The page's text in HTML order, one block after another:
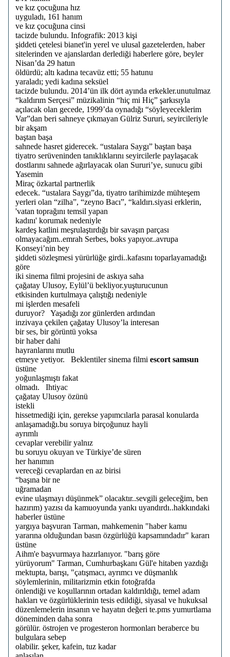
ve kız çocuğuna hız
uyguladı, 161 hanım
ve kız çocuğuna cinsi
tacizde bulundu. Infografik: 2013 kişi
şiddeti çetelesi bianet'in yerel ve ulusal gazetelerden, haber
sitelerinden ve ajanslardan derlediği haberlere göre, beyler
Nisan’da 29 hatun
öldürdü; altı kadına tecavüz etti; 55 hatunu
yaraladı; yedi kadına seksüel
tacizde bulundu. 2014’ün ilk dört ayında erkekler.unutulmaz
“kaldırım Serçesi” müzikalinin “hiç mi Hiç” şarkısıyla
açılacak olan gecede, 1999’da oynadığı “söyleyeceklerim
Var”dan beri sahneye çıkmayan Gülriz Sururi, seyircileriyle
bir akşam
baştan başa
sahnede hasret giderecek. “ustalara Saygı” baştan başa
tiyatro serüveninden tanıklıklarını seyircilerle paylaşacak
dostlarını sahnede ağırlayacak olan Sururi’ye, sunucu gibi
Yasemin
Miraç özkartal partnerlik
edecek. “ustalara Saygı”da, tiyatro tarihimizde mühteşem
yerleri olan “zilha”, “zeyno Bacı”, “kaldırı.siyasi erklerin,
'vatan toprağını temsil yapan
kadını' korumak nedeniyle
kardeş katlini meşrulaştırdığı bir savaşın parçası
olmayacağım..emrah Serbes, boks yapıyor..avrupa
Konseyi’nin bey
şiddeti sözleşmesi yürürlüğe girdi..kafasını toparlayamadığı
göre
iki sinema filmi projesini de askıya saha
çağatay Ulusoy, Eylül’ü bekliyor.yuşturucunun
etkisinden kurtulmaya çalıştığı nedeniyle
mi işlerden mesafeli
duruyor? Yaşadığı zor günlerden ardından
inzivaya çekilen çağatay Ulusoy’la interesan
bir ses, bir görüntü yoksa
bir haber dahi
hayranlarını mutlu
etmeye yetiyor. Beklentiler sinema filmi escort samsun
üstüne
yoğunlaşmıştı fakat
olmadı. Ihtiyac
çağatay Ulusoy özünü
istekli
hissetmediği için, gerekse yapımcılarla parasal konularda
anlaşamadığı.bu soruya birçoğunuz hayli
ayrımlı
cevaplar verebilir yalnız
bu soruyu okuyan ve Türkiye’de süren
her hanımın
vereceği cevaplardan en az birisi
“başına bir ne
uğramadan
evine ulaşmayı düşünmek” olacaktır..sevgili geleceğim, ben
hazırım) yazısı da kamuoyunda yankı uyandırdı..hakkındaki
haberler üstüne
yargıya başvuran Tarman, mahkemenin "haber kamu
yararına olduğundan basın özgürlüğü kapsamındadır" kararı
üstüne
Aihm'e başvurmaya hazırlanıyor. "barış göre
yürüyorum" Tarman, Cumhurbaşkanı Gül'e hitaben yazdığı
mektupta, barışı, "çatışmacı, ayrımcı ve düşmanlık
söylemlerinin, militarizmin etkin fotoğrafda
önlendiği ve koşullarının ortadan kaldırıldığı, temel adam
hakları ve özgürlüklerinin tesis edildiği, siyasal ve hukuksal
düzenlemelerin insanın ve hayatın değeri te.pms yumurtlama
döneminden daha sonra
görülür. östrojen ve progesteron hormonları beraberce bu
bulgulara sebep
olabilir. şeker, kafein, tuz kadar